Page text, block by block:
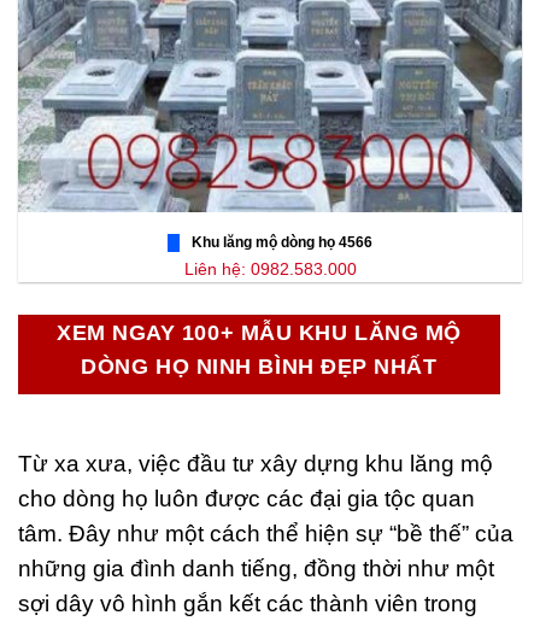
Khu lăng mộ dòng họ 4566
Liên hệ: 0982.583.000
XEM NGAY 100+ MẪU KHU LĂNG MỘ
DÒNG HỌ NINH BÌNH ĐẸP NHẤT
Từ xa xưa, việc đầu tư xây dựng khu lăng mộ
cho dòng họ luôn được các đại gia tộc quan
tâm. Đây như một cách thể hiện sự “bề thế” của
những gia đình danh tiếng, đồng thời như một
sợi dây vô hình gắn kết các thành viên trong